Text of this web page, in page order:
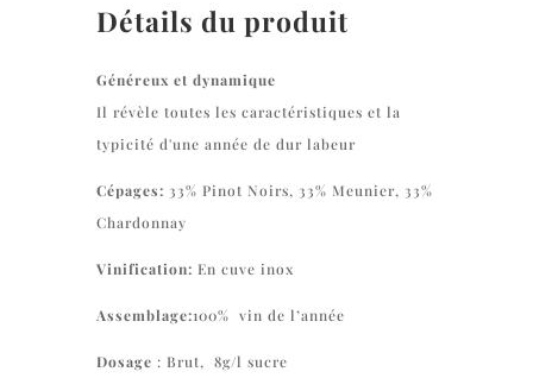
Détails du produit
Généreux et dynamique
Il révèle toutes les caractéristiques et la
typicité d'une année de dur labeur
Cépages: 33% Pinot Noirs, 33% Meunier, 33%
Chardonnay
Vinification: En cuve inox
Assemblage:100% vin de l’année
Dosage : Brut, 8g/l sucre